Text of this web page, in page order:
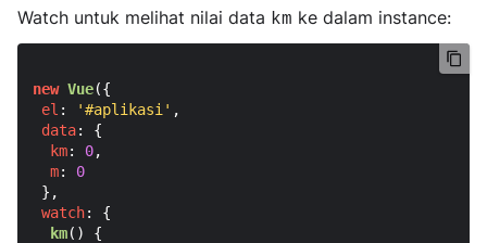
Watch untuk melihat nilai data km ke dalam instance:
new Vue({
el : '#aplikasi' ,
data: {
km: 0,
m: 0
},
watch: {
km( ) {